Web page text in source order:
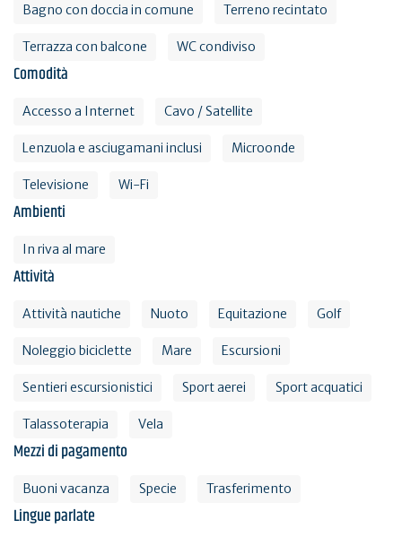
Bagno con doccia in comune Terreno recintato
Terrazza con balcone WC condiviso
Comodità
Accesso a Internet Cavo / Satellite
Lenzuola e asciugamani inclusi Microonde
Televisione Wi-Fi
Ambienti
In riva al mare
Attività
Attività nautiche Nuoto Equitazione Golf
Noleggio biciclette Mare Escursioni
Sentieri escursionistici Sport aerei Sport acquatici
Talassoterapia Vela
Mezzi di pagamento
Buoni vacanza Specie Trasferimento
Lingue parlate